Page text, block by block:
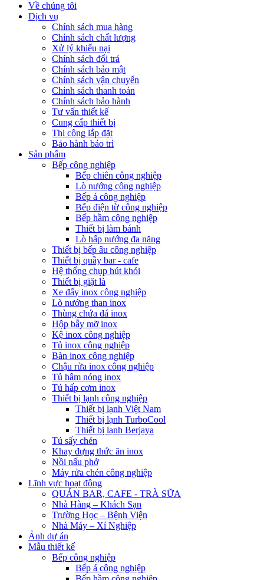
Về chúng tôi
Dịch vụ
Chính sách mua hàng
Chính sách chất lượng
Xử lý khiếu nại
Chính sách đổi trả
Chính sách bảo mật
Chính sách vận chuyển
Chính sách thanh toán
Chính sách bảo hành
Tư vấn thiết kế
Cung cấp thiết bị
Thi công lắp đặt
Bảo hành bảo trì
Sản phẩm
Bếp công nghiệp
Bếp chiên công nghiệp
Lò nướng công nghiệp
Bếp á công nghiệp
Bếp điện từ công nghiệp
Bếp hầm công nghiệp
Thiết bị làm bánh
Lò hấp nướng đa năng
Thiết bị bếp âu công nghiệp
Thiết bị quầy bar - cafe
Hệ thống chụp hút khói
Thiết bị giặt là
Xe đẩy inox công nghiệp
Lò nướng than inox
Thùng chứa đá inox
Hộp bẫy mỡ inox
Kệ inox công nghiệp
Tủ inox công nghiệp
Bàn inox công nghiệp
Chậu rửa inox công nghiệp
Tủ hâm nóng inox
Tủ hấp cơm inox
Thiết bị lạnh công nghiệp
Thiết bị lạnh Việt Nam
Thiết bị lạnh TurboCool
Thiết bị lạnh Berjaya
Tủ sấy chén
Khay đựng thức ăn inox
Nồi nấu phở
Máy rửa chén công nghiệp
Lĩnh vực hoạt động
QUÁN BAR, CAFE - TRÀ SỮA
Nhà Hàng – Khách Sạn
Trường Học – Bệnh Viện
Nhà Máy – Xí Nghiệp
Ảnh dự án
Mẫu thiết kế
Bếp công nghiệp
Bếp á công nghiệp